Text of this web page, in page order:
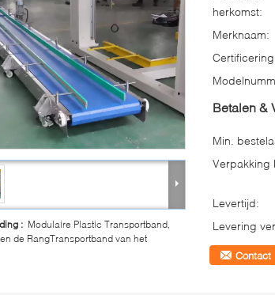
: Modulaire Plastic Transportband,
de RangTransportband van het
herkomst:
Merknaam:
Betalen &
Min.
Verpakking
Levertijd:
Levering
Contact